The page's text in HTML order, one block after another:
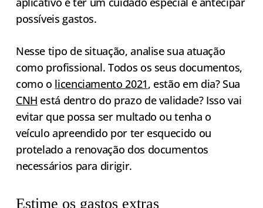
possíveis gastos.
Nesse tipo de situação, analise sua atuação
como profissional. Todos os seus documentos,
como o licenciamento 2021, estão em dia? Sua
CNH está dentro do prazo de validade? Isso vai
evitar que possa ser multado ou tenha o
veículo apreendido por ter esquecido ou
protelado a renovação dos documentos
necessários para dirigir.
Estime os gastos extras